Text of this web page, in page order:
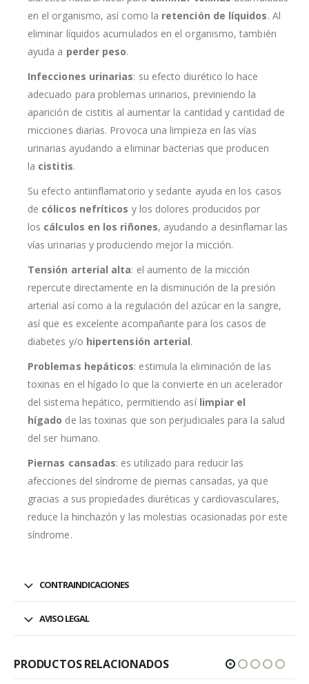
en el organismo, así como la retención de líquidos. Al
eliminar líquidos acumulados en el organismo, también
ayuda a perder peso.
Infecciones urinarias: su efecto diurético lo hace
adecuado para problemas urinarios, previniendo la
aparición de cistitis al aumentar la cantidad y cantidad de
micciones diarias. Provoca una limpieza en las vías
urinarias ayudando a eliminar bacterias que producen
la cistitis.
Su efecto antiinflamatorio y sedante ayuda en los casos
de cólicos nefríticos y los dolores producidos por
los cálculos en los riñones, ayudando a desinflamar las
vías urinarias y produciendo mejor la micción.
Tensión arterial alta: el aumento de la micción
repercute directamente en la disminución de la presión
arterial así como a la regulación del azúcar en la sangre,
así que es excelente acompañante para los casos de
diabetes y/o hipertensión arterial.
Problemas hepáticos: estimula la eliminación de las
toxinas en el hígado lo que la convierte en un acelerador
del sistema hepático, permitiendo así limpiar el
hígado de las toxinas que son perjudiciales para la salud
del ser humano.
Piernas cansadas: es utilizado para reducir las
afecciones del síndrome de piernas cansadas, ya que
gracias a sus propiedades diuréticas y cardiovasculares,
reduce la hinchazón y las molestias ocasionadas por este
síndrome.
CONTRAINDICACIONES
AVISO LEGAL
PRODUCTOS RELACIONADOS